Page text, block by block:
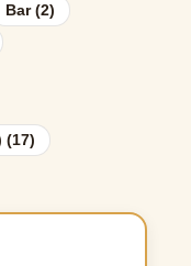
Bar (2)
(17)